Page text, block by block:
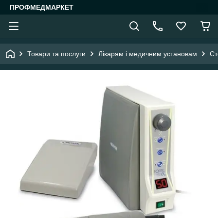
ПРОФМЕДМАРКЕТ
Товари та послуги Лікарям і медичним установам